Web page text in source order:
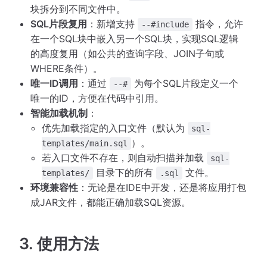
块拆分到不同文件中。
SQL片段复用 ：新增支持 --#include
指令，允许
在一个SQL块中嵌入另一个SQL块，实现SQL逻辑
的高度复用（如公共的查询字段、JOIN子句或
WHERE条件）。
唯一ID调用 ：通过 --#
为每个SQL片段定义一个
唯一的ID，方便在代码中引用。
智能加载机制 ：
优先加载指定的入口文件（默认为
sql-
templates/main.sql
）。
若入口文件不存在，则自动扫描并加载
sql-
templates/
目录下的所有 .sql
文件。
环境兼容性 ：无论是在IDE中开发，还是将应用打包
成JAR文件，都能正确加载SQL资源。
3. 使用方法